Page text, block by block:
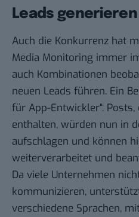
Leads generieren
Auch die Konkurrenz hat
Media Monitoring immer
auch Kombinationen
neuen Leads führen. Ein
für App-Entwickler“. Posts,
enthalten, würden nun in
aufschlagen und können
weiterverarbeitet und
Da viele Unternehmen
kommunizieren,
verschiedene Sprachen,